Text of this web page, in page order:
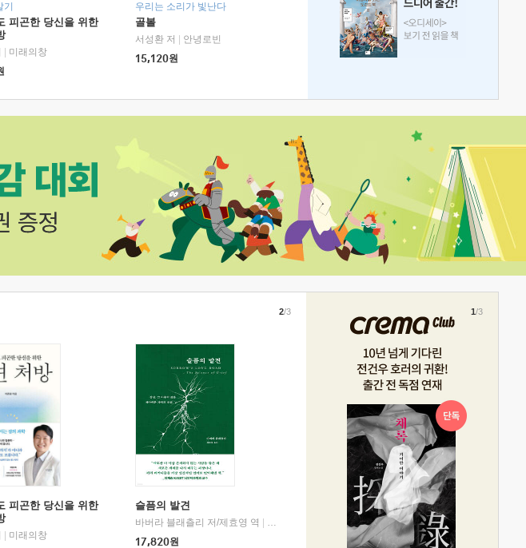
피곤한 당신을 위한
미래의창
우리는 소리가 빛난다
골볼
서성환 저
안녕로빈
15,120원
피곤한 당신을 위한
미래의창
슬픔의 발견
바버라 블래츨리 저/제효영 역
디플롯
17,820원
2/3 1/3